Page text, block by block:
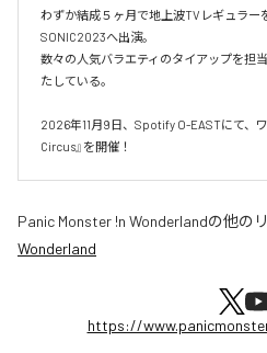
わずか結成５ヶ月で地上波TVレギュラー
SONIC2023へ出演。
数々の人気バラエティのタイアップを担
たしている。
2026年11月9日、Spotify O-EASTにて、
Circus』を開催！
Panic Monster !n Wonderlandの他の
Wonderland
https://